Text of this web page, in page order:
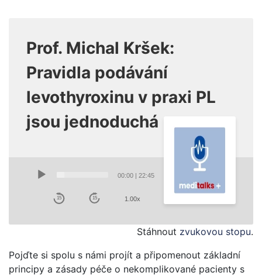
Prof. Michal Kršek:
Pravidla podávání
levothyroxinu v praxi PL
jsou jednoduchá
Player
00:00| 22:45
15 15 1.00x
Stáhnout zvukovou stopu.
Pojďte si spolu s námi projít a připomenout základní
principy a zásady péče o nekomplikované pacienty s